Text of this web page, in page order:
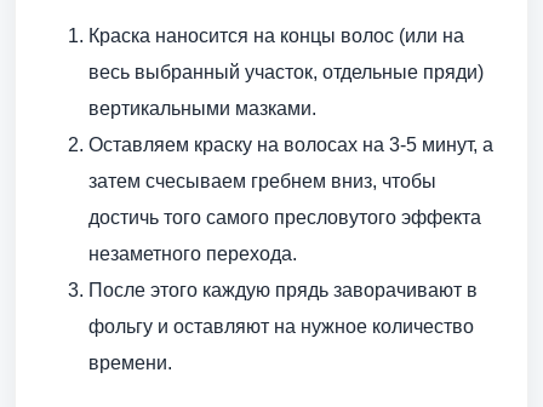
Краска наносится на концы волос (или на
весь выбранный участок, отдельные пряди)
вертикальными мазками.
Оставляем краску на волосах на 3-5 минут, а
затем счесываем гребнем вниз, чтобы
достичь того самого пресловутого эффекта
незаметного перехода.
После этого каждую прядь заворачивают в
фольгу и оставляют на нужное количество
времени.